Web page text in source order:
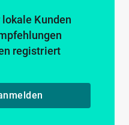
Kunden
registriert